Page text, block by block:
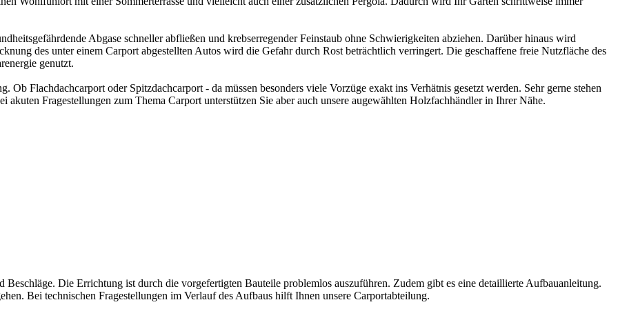
Abgase schneller abfließen und krebserregender Feinstaub ohne Schwierigkeiten abziehen. Darüber hinaus wird
des unter einem Carport abgestellten Autos wird die Gefahr durch Rost beträchtlich verringert. Die geschaffene freie Nutzfläche des
genutzt.
Flachdachcarport oder Spitzdachcarport - da müssen besonders viele Vorzüge exakt ins Verhätnis gesetzt werden. Sehr gerne stehen
Fragestellungen zum Thema Carport unterstützen Sie aber auch unsere augewählten Holzfachhändler in Ihrer Nähe.
Die Errichtung ist durch die vorgefertigten Bauteile problemlos auszuführen. Zudem gibt es eine detaillierte Aufbauanleitung.
Bei technischen Fragestellungen im Verlauf des Aufbaus hilft Ihnen unsere Carportabteilung.